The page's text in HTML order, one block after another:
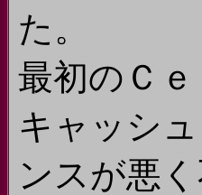
た。
最初のＣ
キャッシ
ンスが悪